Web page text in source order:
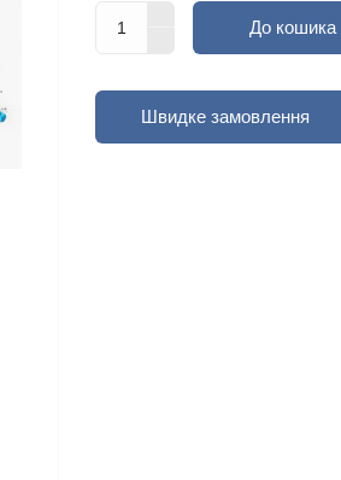
До кошика
Швидке замовлення